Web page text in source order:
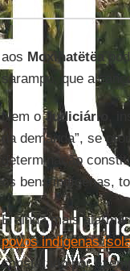
aos Moxihatëtëa
sarampo, que
Nem oJudiciário ,
da demanda”, se
determinação
os bens indígenas,
É ainda mais
povos indígenas
constatado por